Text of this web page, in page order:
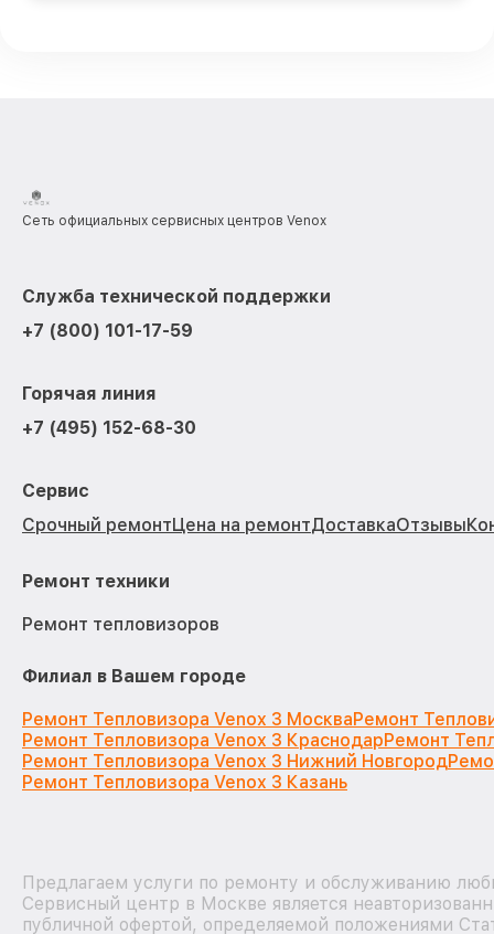
Сеть официальных сервисных центров Venox
Служба технической поддержки
+7 (800) 101-17-59
Горячая линия
+7 (495) 152-68-30
Сервис
Срочный ремонтЦена на ремонтДоставкаОтзывы
Ремонт техники
Ремонт тепловизоров
Филиал в Вашем городе
Ремонт Тепловизора Venox 3 МоскваРемонт
Ремонт Тепловизора Venox 3 КраснодарРемонт
Ремонт Тепловизора Venox 3 Нижний Новгород
Ремонт Тепловизора Venox 3 Казань
Предлагаем услуги по ремонту и обслуживанию
Сервисный центр в Москве является
публичной офертой, определяемой положениями